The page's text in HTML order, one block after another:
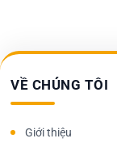
VỀ CHÚNG TÔI
Giới thiệu